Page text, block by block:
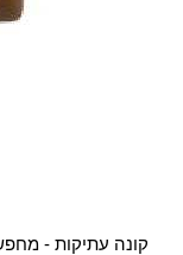
קונה עתיקות -